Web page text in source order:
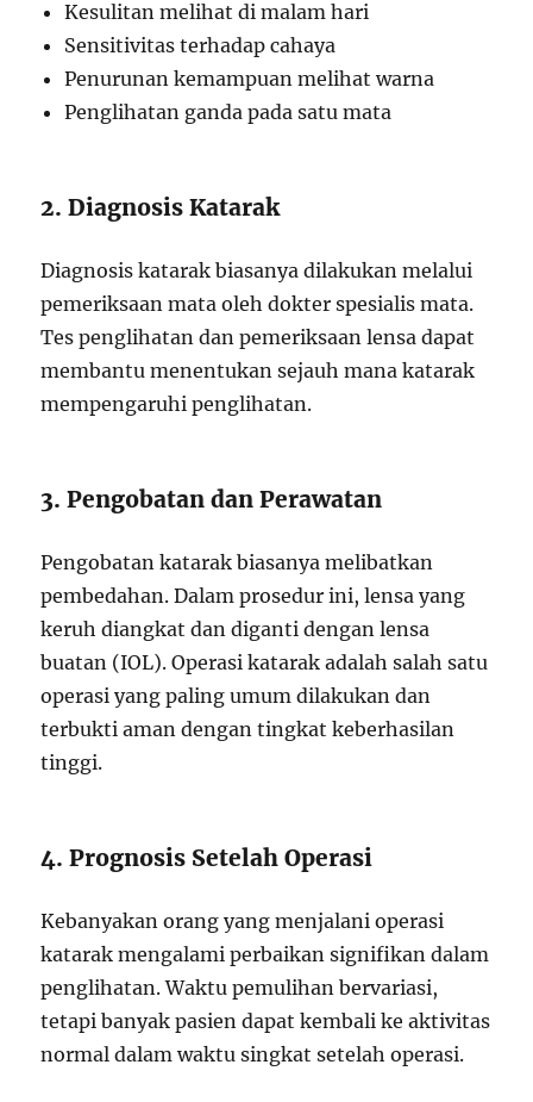
Kesulitan melihat di malam hari
Sensitivitas terhadap cahaya
Penurunan kemampuan melihat warna
Penglihatan ganda pada satu mata
2. Diagnosis Katarak
Diagnosis katarak biasanya dilakukan melalui
pemeriksaan mata oleh dokter spesialis mata.
Tes penglihatan dan pemeriksaan lensa dapat
membantu menentukan sejauh mana katarak
mempengaruhi penglihatan.
3. Pengobatan dan Perawatan
Pengobatan katarak biasanya melibatkan
pembedahan. Dalam prosedur ini, lensa yang
keruh diangkat dan diganti dengan lensa
buatan (IOL). Operasi katarak adalah salah satu
operasi yang paling umum dilakukan dan
terbukti aman dengan tingkat keberhasilan
tinggi.
4. Prognosis Setelah Operasi
Kebanyakan orang yang menjalani operasi
katarak mengalami perbaikan signifikan dalam
penglihatan. Waktu pemulihan bervariasi,
tetapi banyak pasien dapat kembali ke aktivitas
normal dalam waktu singkat setelah operasi.